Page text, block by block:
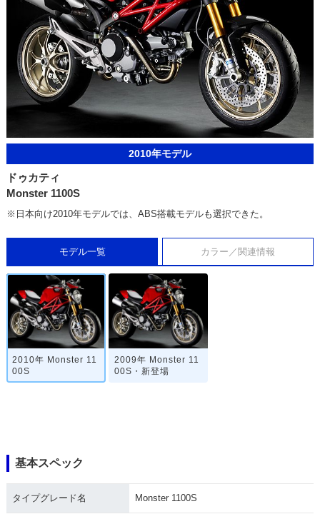
2010年モデル
ドゥカティ
Monster 1100S
※日本向け2010年モデルでは、ABS搭載モデルも選択できた。
モデル一覧 カラー／関連情報
2010年 Monster 11
00S
2009年 Monster 11
00S・新登場
基本スペック
タイプグレード名 Monster 1100S